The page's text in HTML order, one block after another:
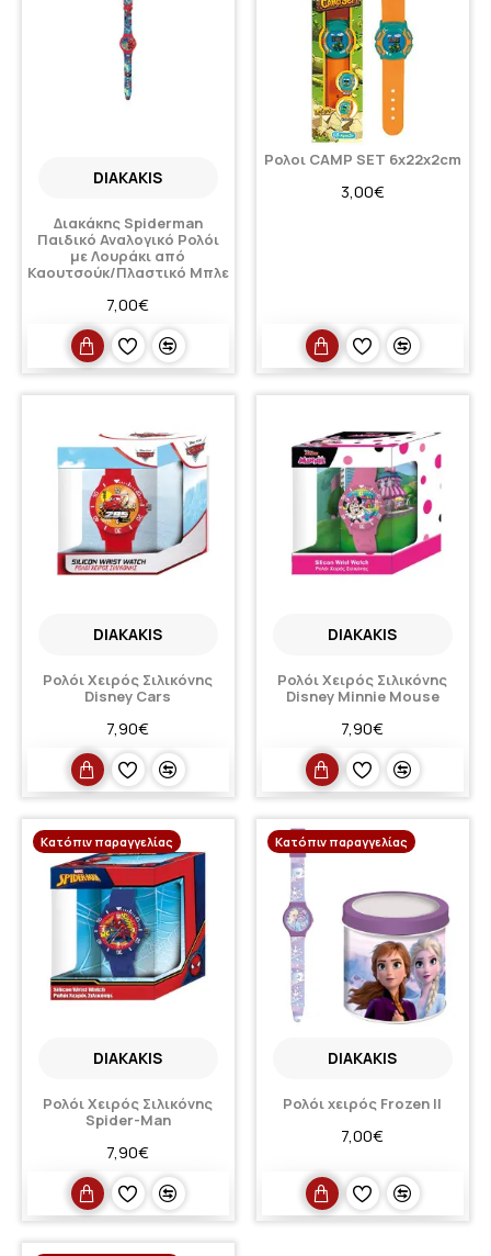
DIAKAKIS
Διακάκης Spiderman
Παιδικό Αναλογικό Ρολόι
με Λουράκι από
Καουτσούκ/Πλαστικό Μπλε
7,00€
Ρολοι CAMP SET 6x22x2cm
3,00€
DIAKAKIS
Ρολόι Χειρός Σιλικόνης
Disney Cars
7,90€
DIAKAKIS
Ρολόι Χειρός Σιλικόνης
Disney Minnie Mouse
7,90€
Κατόπιν παραγγελίας
DIAKAKIS
Ρολόι Χειρός Σιλικόνης
Spider-Man
7,90€
Κατόπιν παραγγελίας
DIAKAKIS
Ρολόι χειρός Frozen II
7,00€